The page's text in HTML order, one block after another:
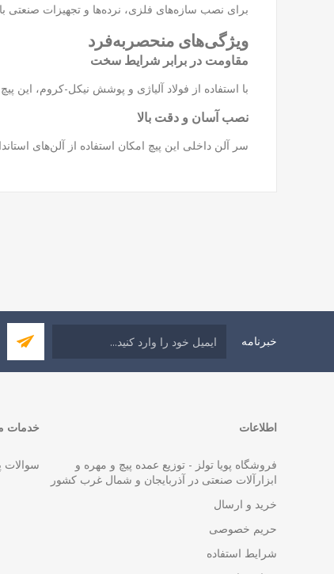
برای نصب سازه‌های فلزی، نرده‌ها و تجهیزات صنعتی
ویژگی‌های منحصربه‌فرد
مقاومت در برابر شرایط سخت
با استفاده از فولاد آلیاژی و پوشش نیکل-کروم،
نصب آسان و دقت بالا
سر آلن داخلی این پیچ امکان استفاده از آلن‌های
خبرنامه
اطلاعات
فروشگاه پویا تولز - توزیع عمده پیچ و مهره و
ابزارآلات صنعتی در آذربایجان و شمال غرب کشور
خرید و ارسال
حریم خصوصی
شرایط استفاده
خدمات
سوالات